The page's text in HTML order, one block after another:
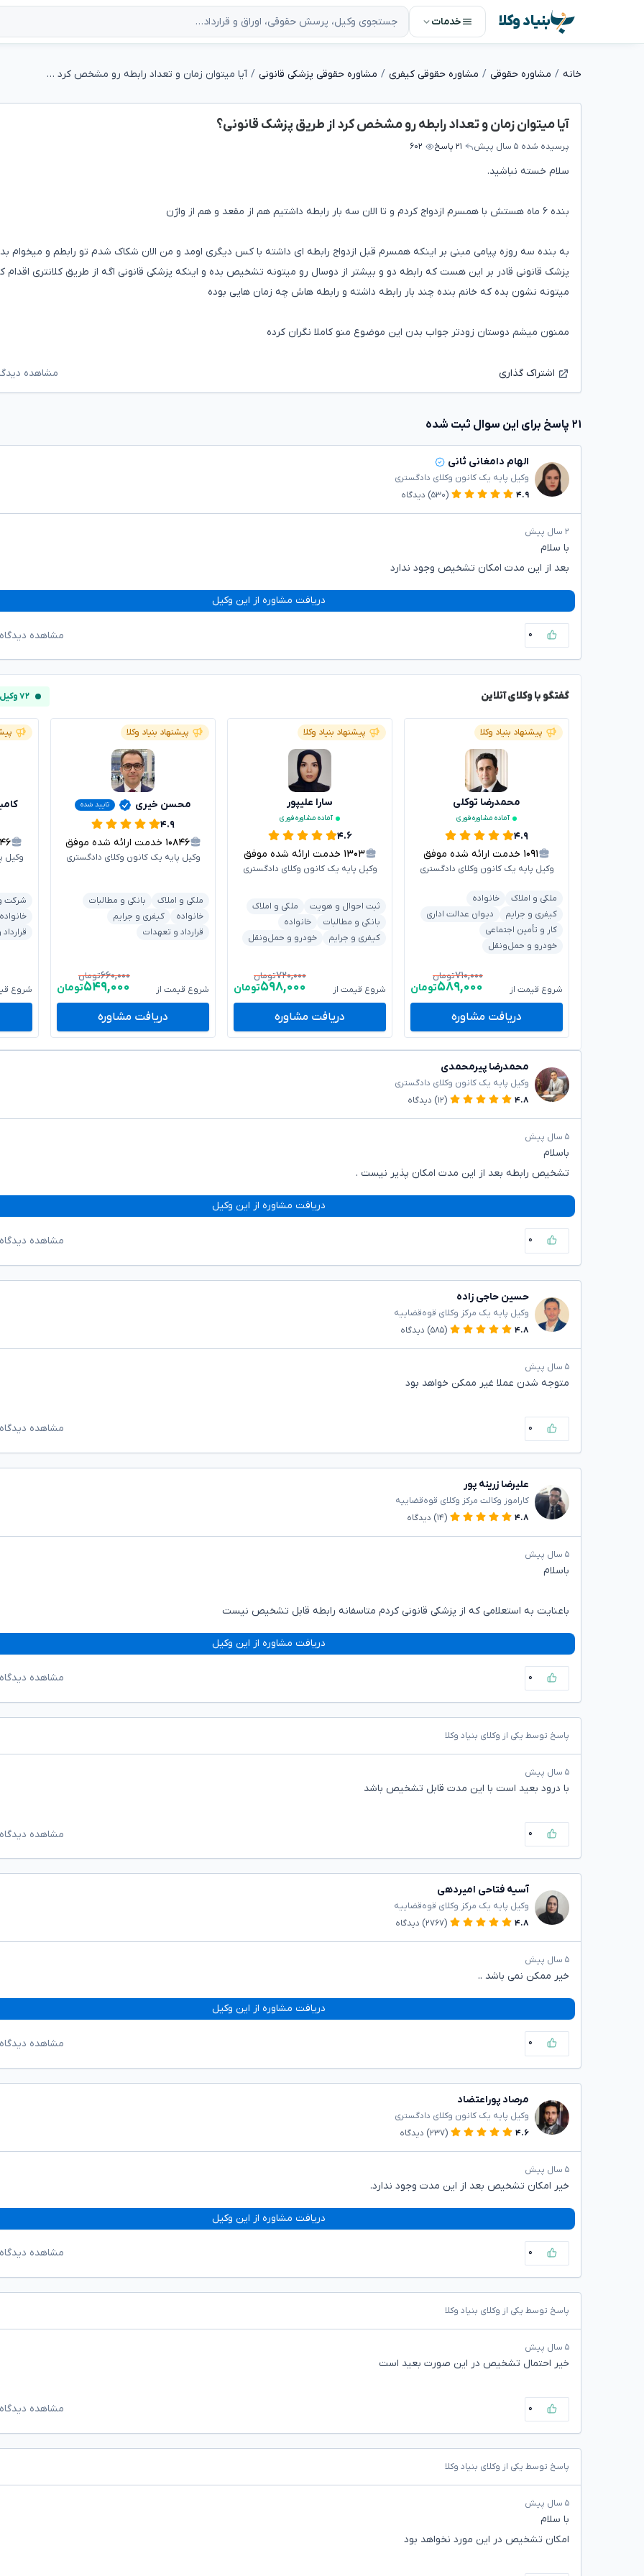
بنیاد وکلا خدمات
خانه مشاوره حقوقی مشاوره حقوقی کیفری مشاوره حقوقی پزشکی قانونی آیا میتوان زمان و تعداد رابطه رو مشخص کرد از طریق پزشک قانونی؟
آیا میتوان زمان و تعداد رابطه رو مشخص کرد از طریق پزشک قانونی؟
پرسیده شده ۵ سال پیش ۲۱ پاسخ ۶۰۲
سلام خسته نباشید.
بنده ۶ ماه هستش با همسرم ازدواج کردم و تا الان سه بار رابطه داشتیم هم از مقعد و هم از واژن
به بنده سه روزه پیامی مبنی بر اینکه همسرم قبل ازدواج رابطه ای داشته با کس دیگری اومد و من الان شکاک شدم تو رابطم و میخوام
پزشک قانونی قادر بر این هست که رابطه دو و بیشتر از دوسال رو میتونه تشخیص بده و اینکه پزشکی قانونی اگه از طریق کلانتری اقدام
میتونه نشون بده که خانم بنده چند بار رابطه داشته و رابطه هاش چه زمان هایی بوده
ممنون میشم دوستان زودتر جواب بدن این موضوع منو کاملا نگران کرده
اشتراک گذاری مشاهده
۲۱ پاسخ برای این سوال ثبت شده
الهام دامغانی ثانی
وکیل پایه یک کانون وکلای دادگستری
۴.۹
(۵۳۰) دیدگاه
۲ سال پیش
با سلام
بعد از این مدت امکان تشخیص وجود ندارد
دریافت مشاوره از این وکیل
۰ مشاهده
گفتگو با وکلای آنلاین ۷۲ وکیل آنلاین
پیشنهاد بنیاد وکلا
محمدرضا توکلی
آماده مشاوره فوری
۴.۹
۱۰۹۱ خدمت ارائه شده موفق
وکیل پایه یک کانون وکلای دادگستری
ملکی و املاک
خانواده
کیفری و جرایم
دیوان عدالت اداری
کار و تأمین اجتماعی
خودرو و حمل‌ونقل
شروع قیمت از
۷۱۰,۰۰۰تومان
۵۸۹,۰۰۰تومان
دریافت مشاوره
پیشنهاد بنیاد وکلا
سارا علیپور
آماده مشاوره فوری
۴.۶
۱۳۰۳ خدمت ارائه شده موفق
وکیل پایه یک کانون وکلای دادگستری
ثبت احوال و هویت
ملکی و املاک
بانکی و مطالبات
خانواده
کیفری و جرایم
خودرو و حمل‌ونقل
شروع قیمت از
۷۲۰,۰۰۰تومان
۵۹۸,۰۰۰تومان
دریافت مشاوره
پیشنهاد بنیاد وکلا
محسن خیری تایید شده
۴.۹
۱۰۸۴۶ خدمت ارائه شده موفق
وکیل پایه یک کانون وکلای دادگستری
ملکی و املاک
بانکی و مطالبات
خانواده
کیفری و جرایم
قرارداد و تعهدات
شروع قیمت از
۶۶۰,۰۰۰تومان
۵۴۹,۰۰۰تومان
دریافت مشاوره
وکیل
شرکت
خانواده
شروع
محمدرضا پیرمحمدی
وکیل پایه یک کانون وکلای دادگستری
۴.۸
(۱۲) دیدگاه
۵ سال پیش
باسلام
تشخیص رابطه بعد از این مدت امکان پذیر نیست .
دریافت مشاوره از این وکیل
۰ مشاهده
حسین حاجی زاده
وکیل پایه یک مرکز وکلای قوه‌قضاییه
۴.۸
(۵۸۵) دیدگاه
۵ سال پیش
متوجه شدن عملا غیر ممکن خواهد بود
۰ مشاهده
علیرضا زرینه پور
کاراموز وکالت مرکز وکلای قوه‌قضاییه
۴.۸
(۱۴) دیدگاه
۵ سال پیش
باسلام
باعنایت به استعلامی که از پزشکی قانونی کردم متاسفانه رابطه قابل تشخیص نیست
دریافت مشاوره از این وکیل
۰ مشاهده
پاسخ توسط یکی از وکلای بنیاد وکلا
۵ سال پیش
با درود بعید است با این مدت قابل تشخیص باشد
۰ مشاهده
آسیه فتاحی امیردهی
وکیل پایه یک مرکز وکلای قوه‌قضاییه
۴.۸
(۲۷۶۷) دیدگاه
۵ سال پیش
خیر ممکن نمی باشد ..
دریافت مشاوره از این وکیل
۰ مشاهده
مرصاد پوراعتضاد
وکیل پایه یک کانون وکلای دادگستری
۴.۶
(۲۳۷) دیدگاه
۵ سال پیش
خیر امکان تشخیص بعد از این مدت وجود ندارد.
دریافت مشاوره از این وکیل
۰ مشاهده
پاسخ توسط یکی از وکلای بنیاد وکلا
۵ سال پیش
خیر احتمال تشخیص در این صورت بعید است
۰ مشاهده
پاسخ توسط یکی از وکلای بنیاد وکلا
۵ سال پیش
با سلام
امکان تشخیص در این مورد نخواهد بود